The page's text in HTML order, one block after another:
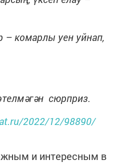
– комарлы уен уйнап,
сюрприз.
2022/12/98890/
и интересным в